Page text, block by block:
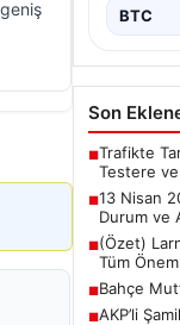
BTC
Son
■Trafikte
Testere
■13 Nisan
Durum ve
■(Özet)
Tüm
■Bahçe
■AKP’li